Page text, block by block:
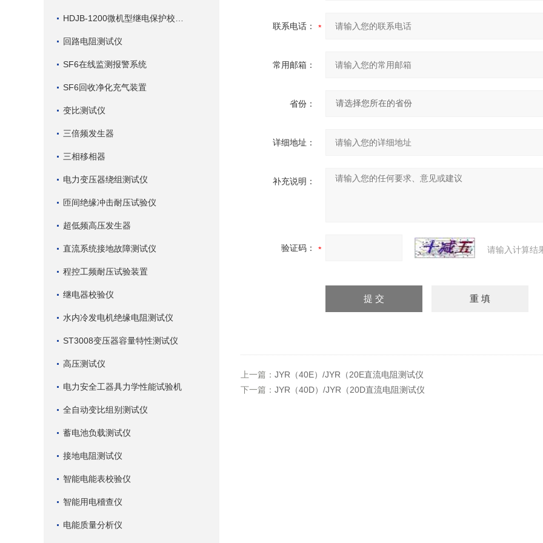
回路电阻测试仪
SF6在线监测报警系统
SF6回收净化充气装置
变比测试仪
三倍频发生器
三相移相器
电力变压器绕组测试仪
匝间绝缘冲击耐压试验仪
超低频高压发生器
直流系统接地故障测试仪
程控工频耐压试验装置
继电器校验仪
水内冷发电机绝缘电阻测试仪
ST3008变压器容量特性测试仪
高压测试仪
电力安全工器具力学性能试验机
全自动变比组别测试仪
蓄电池负载测试仪
接地电阻测试仪
智能电能表校验仪
智能用电稽查仪
电能质量分析仪
联系电话：
常用邮箱：
省份：
详细地址：
补充说明：
验证码： 请输入计算结
上一篇： JYR（40E）/JYR（20E直流电阻测试仪
下一篇： JYR（40D）/JYR（20D直流电阻测试仪